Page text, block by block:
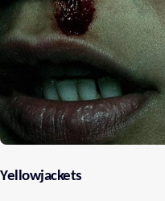
Yellowjackets